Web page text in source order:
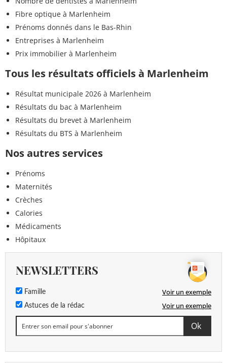
Fibre optique à Marlenheim
Prénoms donnés dans le Bas-Rhin
Entreprises à Marlenheim
Prix immobilier à Marlenheim
Tous les résultats officiels à Marlenheim
Résultat municipale 2026 à Marlenheim
Résultats du bac à Marlenheim
Résultats du brevet à Marlenheim
Résultats du BTS à Marlenheim
Nos autres services
Prénoms
Maternités
Crèches
Calories
Médicaments
Hôpitaux
NEWSLETTERS
Famille Voir un exemple
Astuces de la rédac Voir un exemple